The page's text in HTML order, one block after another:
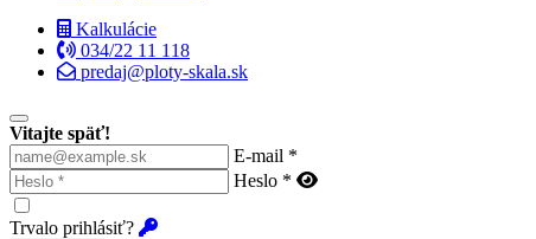
Kalkulácie
034/22 11 118
predaj@ploty-skala.sk
Vitajte späť!
E-mail *
Heslo *
Trvalo prihlásiť?